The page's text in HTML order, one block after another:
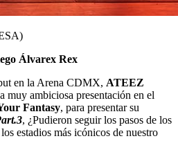
Álvarex Rex
en la Arena CDMX, ATEEZ
muy ambiciosa presentación en el
Fantasy, para presentar su
, ¿Pudieron seguir los pasos de los
estadios más icónicos de nuestro